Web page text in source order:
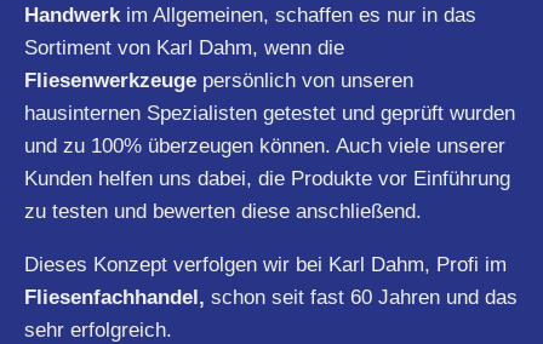
Handwerkim Allgemeinen, schaffen es nur in das
Sortiment von Karl Dahm, wenn die
Fliesenwerkzeuge persönlich von unseren
hausinternen Spezialisten getestet und geprüft wurden
und zu 100% überzeugen können. Auch viele unserer
Kunden helfen uns dabei, die Produkte vor Einführung
zu testen und bewerten diese anschließend.
Dieses Konzept verfolgen wir bei Karl Dahm, Profi im
Fliesenfachhandel, schon seit fast 60 Jahren und das
sehr erfolgreich.